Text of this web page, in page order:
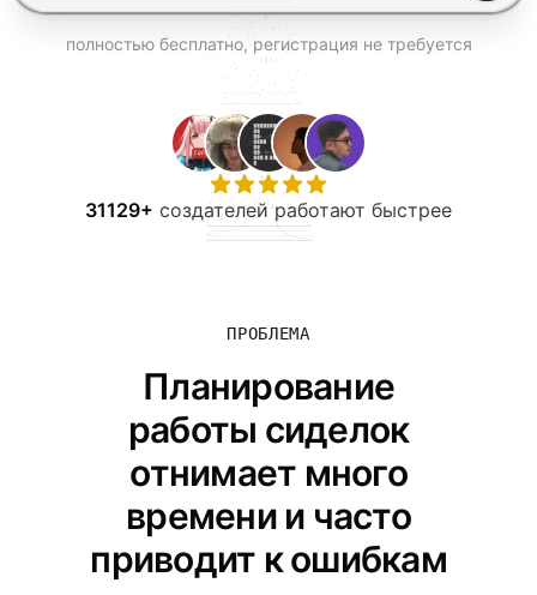
полностью бесплатно, регистрация не требуется
31129+ создателей работают быстрее
ПРОБЛЕМА
Планирование
работы сиделок
отнимает много
времени и часто
приводит к ошибкам